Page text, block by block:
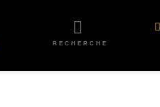
RECHERCHE